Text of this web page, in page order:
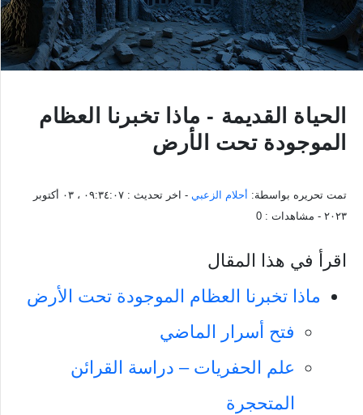
الحياة القديمة - ماذا تخبرنا العظام
الموجودة تحت الأرض
تمت تحريره بواسطة: أحلام الزعبي - اخر تحديث :
٠٩:٣٤:٠٧ ، ٠٣ أكتوبر
٢٠٢٣ - مشاهدات : 0
اقرأ في هذا المقال
ماذا تخبرنا العظام الموجودة تحت الأرض
فتح أسرار الماضي
علم الحفريات – دراسة القرائن
المتحجرة